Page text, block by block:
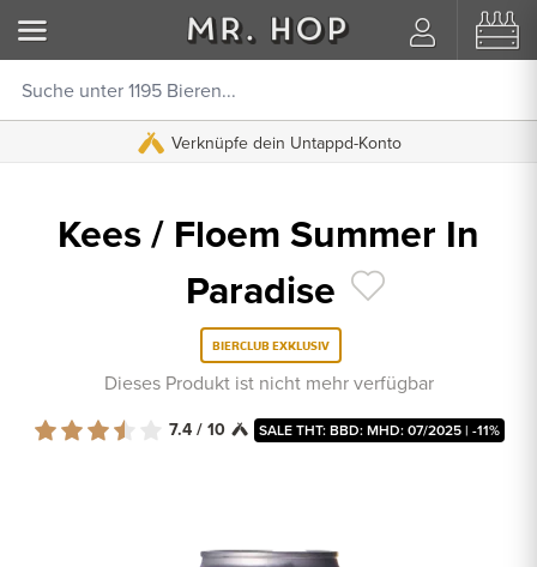
Verknüpfe dein Untappd-Konto
Kees / Floem Summer In
Paradise
BIERCLUB EXKLUSIV
Dieses Produkt ist nicht mehr verfügbar
7.4 / 10 SALE THT: BBD: MHD: 07/2025 | -11%